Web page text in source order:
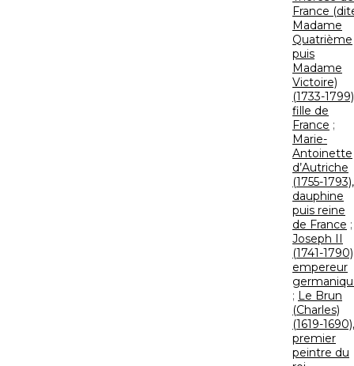
France
Madame
Quatrième
puis
Madame
Victoire)
(1733-
fille de
France ;
Marie-
Antoinette
d’Autriche
(1755-1793),
dauphine
puis reine
de France ;
Joseph II
(1741-
empereur
; Le Brun
(Charles)
(1619-1690),
premier
peintre du